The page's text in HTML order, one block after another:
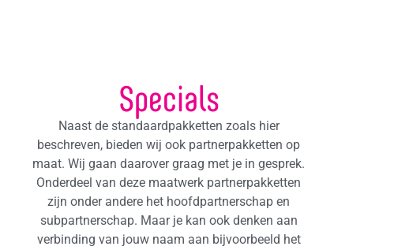
Specials
Naast de standaardpakketten zoals hier
beschreven, bieden wij ook partnerpakketten op
maat. Wij gaan daarover graag met je in gesprek.
Onderdeel van deze maatwerk partnerpakketten
zijn onder andere het hoofdpartnerschap en
subpartnerschap. Maar je kan ook denken aan
verbinding van jouw naam aan bijvoorbeeld het